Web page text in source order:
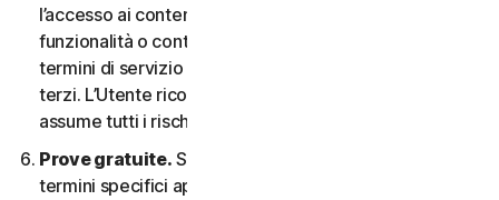
l’accesso ai contenuti di un sito Web di terzi. Tali
funzionalità o contenuti possono essere soggetti ai
termini di servizio e alle informative sulla privacy di tali
terzi. L’Utente riconosce la sola responsabilità e si
assume tutti i rischi derivanti dall’uso di risorse di terzi.
Prove gratuite. Se offriamo una Prova gratuita, i
termini specifici applicabili saranno forniti al momento